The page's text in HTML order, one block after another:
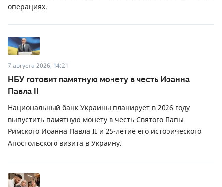
операциях.
7 августа 2026, 14:21
НБУ готовит памятную монету в честь Иоанна
Павла II
Национальный банк Украины планирует в 2026 году
выпустить памятную монету в честь Святого Папы
Римского Иоанна Павла II и 25-летие его исторического
Апостольского визита в Украину.